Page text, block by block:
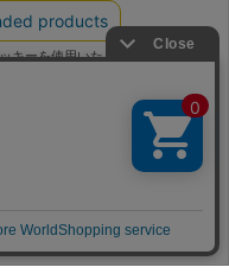
キーを使用いたします。ボタン
通じて収集する情報には「お客
クッキーポリシ